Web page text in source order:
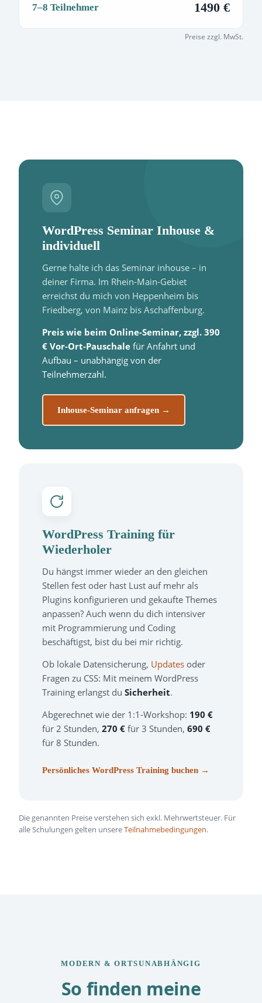
7–8 Teilnehmer 1490 €
Preise zzgl. MwSt.
WordPress Seminar Inhouse &
individuell
Gerne halte ich das Seminar inhouse – in
deiner Firma. Im Rhein-Main-Gebiet
erreichst du mich von Heppenheim bis
Friedberg, von Mainz bis Aschaffenburg.
Preis wie beim Online-Seminar, zzgl. 390
€ Vor-Ort-Pauschale für Anfahrt und
Aufbau – unabhängig von der
Teilnehmerzahl.
Inhouse-Seminar anfragen →
WordPress Training für
Wiederholer
Du hängst immer wieder an den gleichen
Stellen fest oder hast Lust auf mehr als
Plugins konfigurieren und gekaufte Themes
anpassen? Auch wenn du dich intensiver
mit Programmierung und Coding
beschäftigst, bist du bei mir richtig.
Ob lokale Datensicherung, Updates oder
Fragen zu CSS: Mit meinem WordPress
Training erlangst du Sicherheit.
Abgerechnet wie der 1:1-Workshop: 190 €
für 2 Stunden, 270 € für 3 Stunden, 690 €
für 8 Stunden.
Persönliches WordPress Training buchen →
Die genannten Preise verstehen sich exkl. Mehrwertsteuer. Für
alle Schulungen gelten unsereTeilnahmebedingungen.
MODERN & ORTSUNABHÄNGIG
So finden meine